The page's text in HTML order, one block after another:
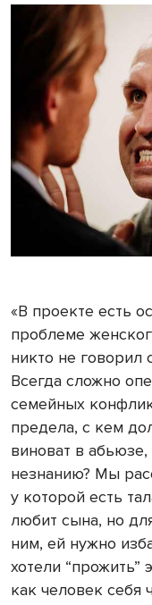
«В проекте есть
проблеме
никто не говорил
Всегда сложно
семейных
предела, с кем
виноват в
незнанию? Мы
у которой есть
любит сына, но
ним, ей нужно
хотели “прожить”
как человек себя